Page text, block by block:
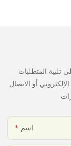
تلبية المتطلبات
أو الاتصال
اسم